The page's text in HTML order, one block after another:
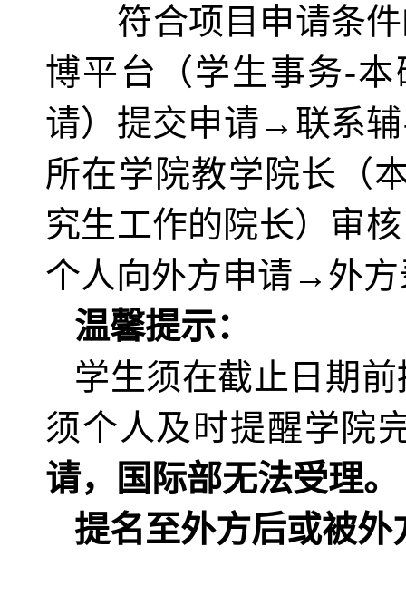
符合项目申请条
博平台（学生事务-
请）提交申请→ 联系
所在学院教学院长（
究生工作的院长）审
个人向外方申请→外方
温馨提示：
学生须在截止日期
须个人及时提醒学院
请，国际部无法受理。
提名至外方后或被